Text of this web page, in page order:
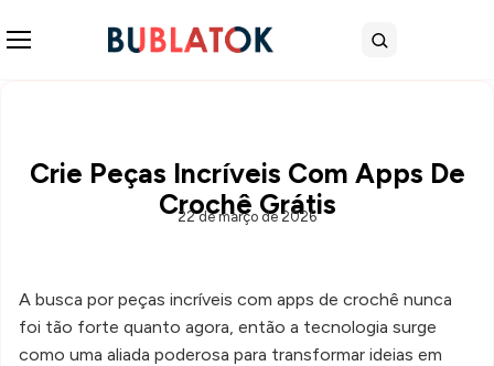
Buscar
Crie Peças Incríveis Com Apps De
Crochê Grátis
22 de março de 2026
A busca por peças incríveis com apps de crochê nunca
foi tão forte quanto agora, então a tecnologia surge
como uma aliada poderosa para transformar ideias em